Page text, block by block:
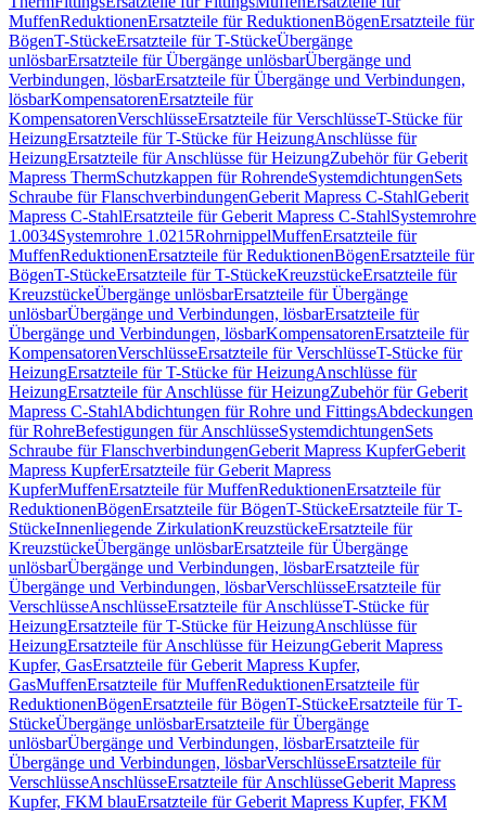
MuffenReduktionenErsatzteile für ReduktionenBögenErsatzteile für
BögenT-StückeErsatzteile für T-StückeÜbergänge
unlösbarErsatzteile für Übergänge unlösbarÜbergänge und
Verbindungen, lösbarErsatzteile für Übergänge und Verbindungen,
lösbarKompensatorenErsatzteile für
KompensatorenVerschlüsseErsatzteile für VerschlüsseT-Stücke für
HeizungErsatzteile für T-Stücke für HeizungAnschlüsse für
HeizungErsatzteile für Anschlüsse für HeizungZubehör für Geberit
Mapress ThermSchutzkappen für RohrendeSystemdichtungenSets
Schraube für FlanschverbindungenGeberit Mapress C-StahlGeberit
Mapress C-StahlErsatzteile für Geberit Mapress C-StahlSystemrohre
1.0034Systemrohre 1.0215RohrnippelMuffenErsatzteile für
MuffenReduktionenErsatzteile für ReduktionenBögenErsatzteile für
BögenT-StückeErsatzteile für T-StückeKreuzstückeErsatzteile für
KreuzstückeÜbergänge unlösbarErsatzteile für Übergänge
unlösbarÜbergänge und Verbindungen, lösbarErsatzteile für
Übergänge und Verbindungen, lösbarKompensatorenErsatzteile für
KompensatorenVerschlüsseErsatzteile für VerschlüsseT-Stücke für
HeizungErsatzteile für T-Stücke für HeizungAnschlüsse für
HeizungErsatzteile für Anschlüsse für HeizungZubehör für Geberit
Mapress C-StahlAbdichtungen für Rohre und FittingsAbdeckungen
für RohreBefestigungen für AnschlüsseSystemdichtungenSets
Schraube für FlanschverbindungenGeberit Mapress KupferGeberit
Mapress KupferErsatzteile für Geberit Mapress
KupferMuffenErsatzteile für MuffenReduktionenErsatzteile für
ReduktionenBögenErsatzteile für BögenT-StückeErsatzteile für T-
StückeInnenliegende ZirkulationKreuzstückeErsatzteile für
KreuzstückeÜbergänge unlösbarErsatzteile für Übergänge
unlösbarÜbergänge und Verbindungen, lösbarErsatzteile für
Übergänge und Verbindungen, lösbarVerschlüsseErsatzteile für
VerschlüsseAnschlüsseErsatzteile für AnschlüsseT-Stücke für
HeizungErsatzteile für T-Stücke für HeizungAnschlüsse für
HeizungErsatzteile für Anschlüsse für HeizungGeberit Mapress
Kupfer, GasErsatzteile für Geberit Mapress Kupfer,
GasMuffenErsatzteile für MuffenReduktionenErsatzteile für
ReduktionenBögenErsatzteile für BögenT-StückeErsatzteile für T-
StückeÜbergänge unlösbarErsatzteile für Übergänge
unlösbarÜbergänge und Verbindungen, lösbarErsatzteile für
Übergänge und Verbindungen, lösbarVerschlüsseErsatzteile für
VerschlüsseAnschlüsseErsatzteile für AnschlüsseGeberit Mapress
Kupfer, FKM blauErsatzteile für Geberit Mapress Kupfer, FKM